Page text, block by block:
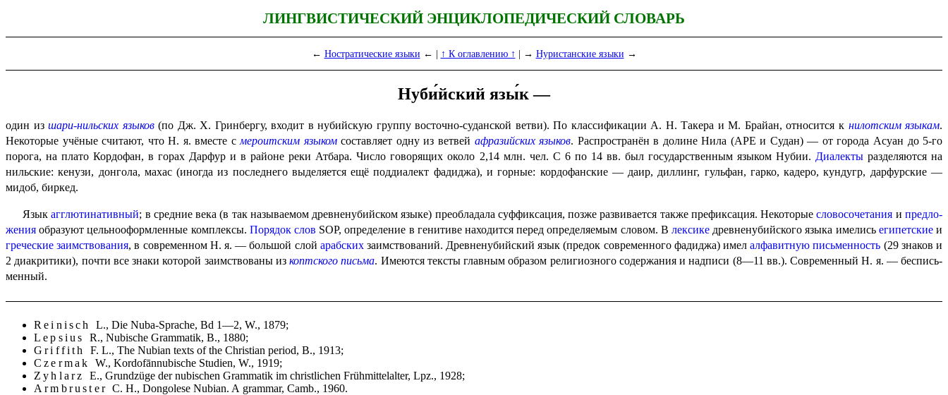
ЛИНГВИСТИЧЕСКИЙ ЭНЦИКЛОПЕДИЧЕСКИЙ СЛОВАРЬ
← Ностратические языки ← | ↑ К оглавлению ↑ | → Нуристанские языки →
Нуби́йский язы́к —
один изшари-нильских языков(по Дж. Х. Гринбергу, входит в нубийскую группу восточно-суданской ветви). По классификации А. Н. Такера и М. Брайан, относится к нилотским языкам.
Некоторые учёные считают, что Н. я. вместе с мероитским языкомсоставляет одну из ветвей афразийских языков. Распро­стра­нён в долине Нила (АРЕ и Судан) — от города Асуан до 5‑го
порога, на плато Кордофан, в горах Дарфур и в районе реки Атбара. Число говорящих около 2,14 млн. чел. С 6 по 14 вв. был государ­ствен­ным языком Нубии. Диалектыразделяются на
нильские: кенузи, донгола, махас (иногда из послед­не­го выделяется ещё поддиалект фадиджа), и горные: кордофан­ские — даир, диллинг, гульфан, гарко, кадеро, кундугр, дарфур­ские —
мидоб, биркед.
Языкагглютинативный; в средние века (в так называемом древненубийском языке) преобла­да­ла суффикса­ция, позже развивается также префиксация. Некоторыесловосочетания ипредло­
же­ния образу­ют цельнооформленные комплексы. Порядок слов SOP, определение в генитиве находится перед опреде­ля­е­мым словом. Влексике древненубийского языка имелись египетскиеи
греческие заим­ство­ва­ния, в современ­ном Н. я. — большой слой арабскихзаим­ство­ва­ний. Древне­ну­бий­ский язык (предок современного фадиджа) имелалфавитную письменность (29 знаков и
2 диакритики), почти все знаки которой заим­ство­ва­ны из коптского письма. Имеются тексты главным образом религиозного содер­жа­ния и надписи (8—11 вв.). Современный Н. я. — беспись­
мен­ный.
Reinisch L., Die Nuba-Sprache, Bd 1—2, W., 1879;
Lepsius R., Nubische Grammatik, B., 1880;
Griffith F. L., The Nubian texts of the Christian period, B., 1913;
Czermak W., Kordofānnubische Studien, W., 1919;
Zyhlarz E., Grundzüge der nubischen Grammatik im christlichen Frühmittelalter, Lpz., 1928;
ArmbrusterC. H., Dongolese Nubian. A grammar, Camb., 1960.